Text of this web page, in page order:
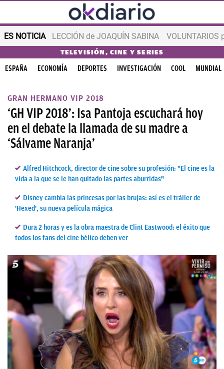
ES NOTICIA LECCIÓN de JOAQUÍN SABINA VOLUNTARIOS
TELEVISIÓN, CINE Y SERIES
ESPAÑA ECONOMÍA DEPORTES INVESTIGACIÓN COOL MUNDIAL
GRAN HERMANO VIP 2018
‘GH VIP 2018’: Isa Pantoja escuchará hoy
en el debate la llamada de su madre a
‘Sálvame Naranja’
Alfred Hitchcock, director de cine sobre su profesión: "El cine es la
vida a la que se le han quitado las partes aburridas"
Disney cambia las princesas por las brujas: así es el tráiler de
'Hexed', su nueva película mágica
Dura 2 horas y es la obra maestra de Clint Eastwood: el éxito que
todos los fans del cine bélico deben ver